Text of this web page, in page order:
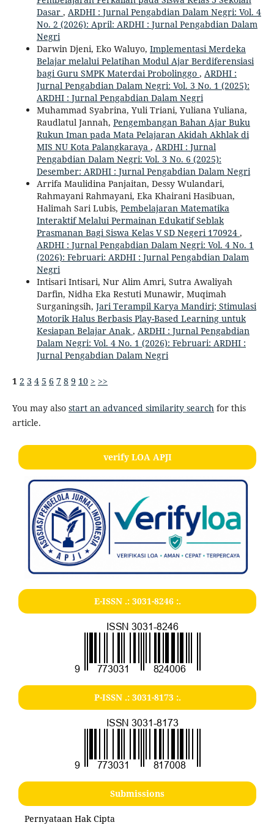
Dasar , ARDHI : Jurnal Pengabdian Dalam Negri: Vol. 4
No. 2 (2026): April: ARDHI : Jurnal Pengabdian Dalam
Negri
Darwin Djeni, Eko Waluyo, Implementasi Merdeka
Belajar melalui Pelatihan Modul Ajar Berdiferensiasi
bagi Guru SMPK Materdai Probolinggo , ARDHI :
Jurnal Pengabdian Dalam Negri: Vol. 3 No. 1 (2025):
ARDHI : Jurnal Pengabdian Dalam Negri
Muhammad Syabrina, Yuli Triani, Yuliana Yuliana,
Raudlatul Jannah, Pengembangan Bahan Ajar Buku
Rukun Iman pada Mata Pelajaran Akidah Akhlak di
MIS NU Kota Palangkaraya , ARDHI : Jurnal
Pengabdian Dalam Negri: Vol. 3 No. 6 (2025):
Desember: ARDHI : Jurnal Pengabdian Dalam Negri
Arrifa Maulidina Panjaitan, Dessy Wulandari,
Rahmayani Rahmayani, Eka Khairani Hasibuan,
Halimah Sari Lubis, Pembelajaran Matematika
Interaktif Melalui Permainan Edukatif Seblak
Prasmanan Bagi Siswa Kelas V SD Negeri 170924 ,
ARDHI : Jurnal Pengabdian Dalam Negri: Vol. 4 No. 1
(2026): Februari: ARDHI : Jurnal Pengabdian Dalam
Negri
Intisari Intisari, Nur Alim Amri, Sutra Awaliyah
Darfin, Nidha Eka Restuti Munawir, Muqimah
Surganingsih, Jari Terampil Karya Mandiri; Stimulasi
Motorik Halus Berbasis Play-Based Learning untuk
Kesiapan Belajar Anak , ARDHI : Jurnal Pengabdian
Dalam Negri: Vol. 4 No. 1 (2026): Februari: ARDHI :
Jurnal Pengabdian Dalam Negri
1 2 3 4 5 6 7 8 9 10 > >>
You may also start an advanced similarity search for this
article.
verify LOA APJI
E-ISSN .: 3031-8246:.
P-ISSN .: 3031-8173:.
Submissions
Pernyataan Hak Cipta